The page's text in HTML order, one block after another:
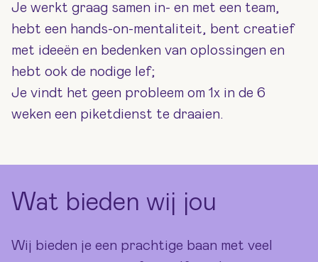
Je werkt graag samen in- en met een team,
hebt een hands-on-mentaliteit, bent creatief
met ideeën en bedenken van oplossingen en
hebt ook de nodige lef;
Je vindt het geen probleem om 1x in de 6
weken een piketdienst te draaien.
Wat bieden wij jou
Wij bieden je een prachtige baan met veel